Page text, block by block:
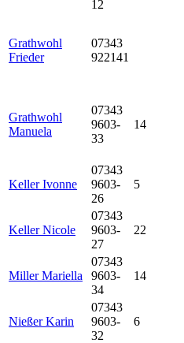
12
Grathwohl
Frieder
07343
922141
Grathwohl
Manuela
07343
9603-
33
14
Keller Ivonne
07343
9603-
26
5
Keller Nicole
07343
9603-
27
22
Miller Mariella
07343
9603-
34
14
Nießer Karin
07343
9603-
32
6